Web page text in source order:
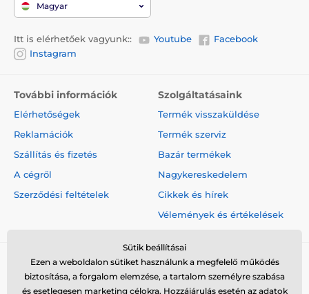
Bazár
Magyar
Itt is elérhetőek vagyunk:: Youtube
Facebook
Instagram
További információk
Elérhetőségek
Reklamációk
Szállítás és fizetés
A cégről
Szerződési feltételek
Szolgáltatásaink
Termék visszaküldése
Termék szerviz
Bazár termékek
Nagykereskedelem
Cikkek és hírek
Vélemények és értékelések
Sütik beállításai
Ezen a weboldalon sütiket használunk a megfelelő működés
biztosítása, a forgalom elemzése, a tartalom személyre szabása
és esetlegesen marketing célokra. Hozzájárulás esetén az adatok